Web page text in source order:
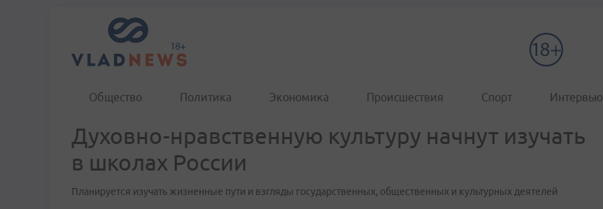
Общество Политика Экономика Происшествия Спорт Интервью
Духовно-нравственную культуру начнут изучать
в школах России
Планируется изучать жизненные пути и взгляды государственных, общественных и культурных деятелей